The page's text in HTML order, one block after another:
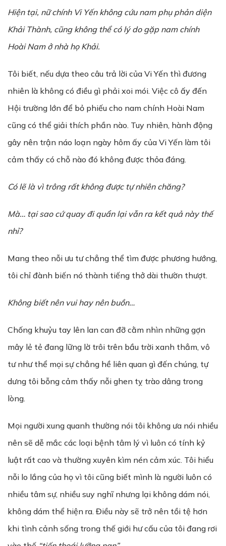
Hiện tại, nữchính Vi Yến không cứu nam phụphản diện
Khải Thành, cũng không thể có lý dogặp nam chính
Hoài Nam ởnhà họKhải.
Tôi biết, nếu dựa theo câu trả lời của Vi Yến thì đương
nhiên là không có điều gì phải xoi mói. Việc cô ấy đến
Hội trường lớn để bỏ phiếu cho nam chính Hoài Nam
cũng có thể giải thích phần nào. Tuy nhiên, hành động
gây nên trận náo loạn ngày hôm ấy của Vi Yến làm tôi
cảm thấy có chỗ nào đó không được thỏa đáng.
Có lẽ là vì trông rất không được tự nhiên chăng?
Mà… tại sao cứ quay đi quẩn lại vẫn ra kết quả này thế
nhỉ?
Mang theo nỗi ưu tư chẳng thể tìm được phương hướng,
tôi chỉ đành biến nó thành tiếng thở dài thườn thượt.
Không biết nên vui hay nên buồn…
Chống khuỷu tay lên lan can đỡ cằm nhìn những gợn
mây lẻ tẻ đang lững lờ trôi trên bầu trời xanh thẳm, vô
tư như thể mọi sự chẳng hề liên quan gì đến chúng, tự
dưng tôi bỗng cảm thấy nỗi ghen tỵ trào dâng trong
lòng.
Mọi người xung quanh thường nói tôi không ưa nói nhiều
nên sẽ dễ mắc các loại bệnh tâm lý vì luôn có tính kỷ
luật rất cao và thường xuyên kìm nén cảm xúc. Tôi hiểu
nỗi lo lắng của họ vì tôi cũng biết mình là người luôn có
nhiều tâm sự, nhiều suy nghĩ nhưng lại không dám nói,
không dám thể hiện ra. Điều này sẽ trở nên tồi tệ hơn
khi tình cảnh sống trong thế giới hư cấu của tôi đang rơi